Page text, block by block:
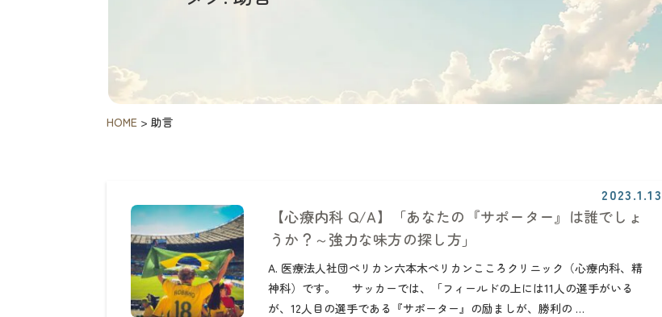
HOME > 助言
2023.1.13
【心療内科 Q/A】「あなたの『サポーター』は誰でしょ
うか？～強力な味方の探し方」
A. 医療法人社団ペリカン六本木ペリカンこころクリニック（心療内科、精
神科）です。 サッカーでは、「フィールドの上には11人の選手がいる
が、12人目の選手である『サポーター』の励ましが、勝利の …